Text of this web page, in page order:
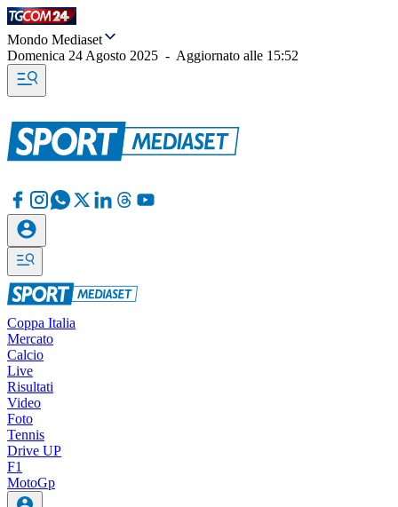
Mondo Mediaset
Domenica 24 Agosto 2025 - Aggiornato alle 15:52
Coppa Italia
Mercato
Calcio
Live
Risultati
Video
Foto
Tennis
Drive UP
F1
MotoGp